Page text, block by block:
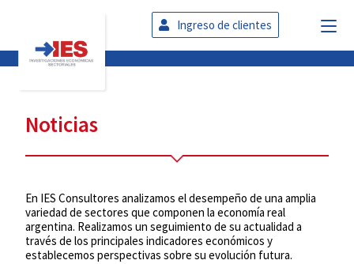
Ingreso de clientes
Noticias
En IES Consultores analizamos el desempeño de una amplia
variedad de sectores que componen la economía real
argentina. Realizamos un seguimiento de su actualidad a
través de los principales indicadores económicos y
establecemos perspectivas sobre su evolución futura.